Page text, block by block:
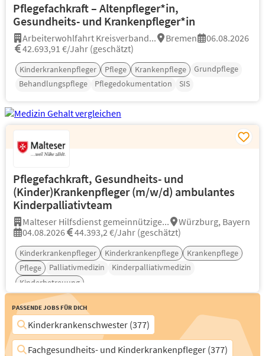
Pflegefachkraft – Altenpfleger*in,
Gesundheits- und Krankenpfleger*in
Arbeiterwohlfahrt Kreisverband... Bremen
06.08.2026
42.693,91 €/Jahr (geschätzt)
Kinderkrankenpfleger Pflege Krankenpflege
Grundpflege
Behandlungspflege
Pflegedokumentation SIS
Pflegefachkraft, Gesundheits- und
(Kinder)Krankenpfleger (m/w/d) ambulantes
Kinderpalliativteam
Malteser Hilfsdienst gemeinnützige...
Würzburg, Bayern
04.08.2026
44.393,2 €/Jahr (geschätzt)
Kinderkrankenpfleger Kinderkrankenpflege
Krankenpflege
Pflege
Palliativmedizin
Kinderpalliativmedizin
Kinderbetreuung
Passende Jobs für Dich
Kinderkrankenschwester (377)
Fachgesundheits- und Kinderkrankenpfleger (377)